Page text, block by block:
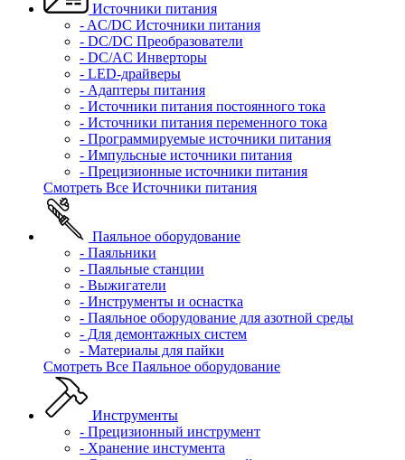
Источники питания
- AC/DC Источники питания
- DC/DC Преобразователи
- DC/AC Инверторы
- LED-драйверы
- Адаптеры питания
- Источники питания постоянного тока
- Источники питания переменного тока
- Программируемые источники питания
- Импульсные источники питания
- Прецизионные источники питания
Смотреть Все Источники питания
Паяльное оборудование
- Паяльники
- Паяльные станции
- Выжигатели
- Инструменты и оснастка
- Паяльное оборудование для азотной среды
- Для демонтажных систем
- Материалы для пайки
Смотреть Все Паяльное оборудование
Инструменты
- Прецизионный инструмент
- Хранение инстумента